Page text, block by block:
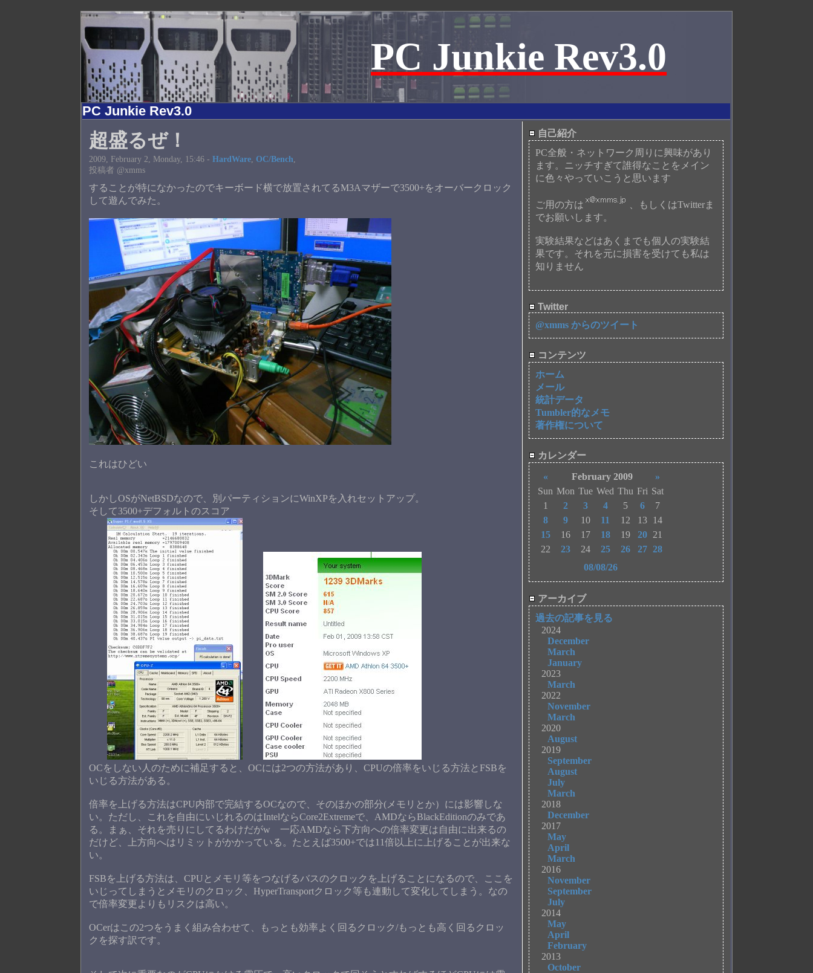
PC Junkie Rev3.0
PC Junkie Rev3.0
超盛るぜ！
2009, February 2, Monday, 15:46 -HardWare ,OC/Bench
投稿者 @xmms
することが特になかったのでキーボード横で放置されてるM3Aマザーで3500+をオーバークロック
して遊んでみた。
これはひどい
しかしOSがNetBSDなので、別パーティションにWinXPを入れセットアップ。
そして3500+デフォルトのスコア
OCをしない人のために補足すると、OCには2つの方法があり、CPUの倍率をいじる方法とFSBを
いじる方法がある。
倍率を上げる方法はCPU内部で完結するOCなので、そのほかの部分(メモリとか）には影響しな
い。ただし、これを自由にいじれるのはIntelならCore2Extremeで、AMDならBlackEditionのみであ
る。まぁ、それを売りにしてるわけだがw 一応AMDなら下方向への倍率変更は自由に出来るの
だけど、上方向へはリミットがかかっている。たとえば3500+では11倍以上に上げることが出来な
い。
FSBを上げる方法は、CPUとメモリ等をつなげるバスのクロックを上げることになるので、ここを
いじってしまうとメモリのクロック、HyperTransportクロック等も連動して変化してしまう。なの
で倍率変更よりもリスクは高い。
OCerはこの2つをうまく組み合わせて、もっとも効率よく回るクロック/もっとも高く回るクロッ
クを探す訳です。
自己紹介
PC全般・ネットワーク周りに興味があり
ます。ニッチすぎて誰得なことをメイン
に色々やっていこうと思います
ご用の方は
、もしくはTwitterま
でお願いします。
実験結果などはあくまでも個人の実験結
果です。それを元に損害を受けても私は
知りません
Twitter
@xmms からのツイート
コンテンツ
ホーム
メール
統計データ
Tumbler的なメモ
著作権について
カレンダー
« February 2009
»
Sun Mon Tue Wed Thu Fri Sat
1
2 3 4 5 6
7
8
9 10 11 12 13 14
15
16 17 18 19 20 21
22
23 24 25 26 27 28
08/08/26
アーカイブ
過去の記事を見る
2024
December
March
January
2023
March
2022
November
March
2020
August
2019
September
August
July
March
2018
December
2017
May
April
March
2016
November
September
July
2014
May
April
February
2013
October